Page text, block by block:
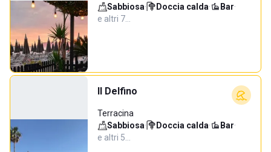
Sabbiosa· Doccia calda· Bar·
e altri 7…
Il Delfino
Terracina
Sabbiosa· Doccia calda· Bar·
e altri 5…